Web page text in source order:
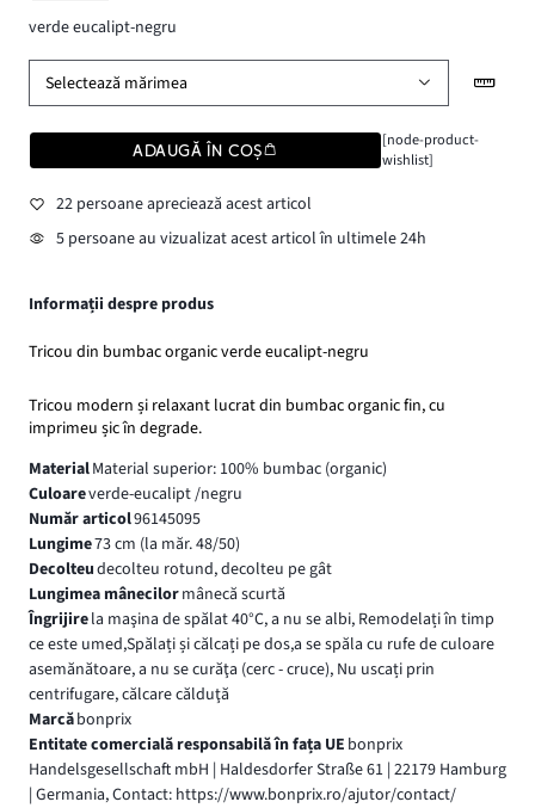
verde eucalipt-negru
Selectează mărimea
ADAUGĂ ÎN COȘ
[node-product-
wishlist]
22 persoane apreciează acest articol
5 persoane au vizualizat acest articol în ultimele 24h
Informații despre produs
Tricou din bumbac organic verde eucalipt-negru
Tricou modern și relaxant lucrat din bumbac organic fin, cu
imprimeu șic în degrade.
MaterialMaterial superior: 100% bumbac (organic)
Culoareverde-eucalipt /negru
Număr articol96145095
Lungime73 cm (la măr. 48/50)
Decolteudecolteu rotund, decolteu pe gât
Lungimea mânecilormânecă scurtă
Îngrijirela maşina de spălat 40°C, a nu se albi, Remodelați în timp
ce este umed,Spălați și călcați pe dos,a se spăla cu rufe de culoare
asemănătoare, a nu se curăţa (cerc - cruce), Nu uscați prin
centrifugare, călcare călduţă
Marcăbonprix
Entitate comercială responsabilă în fața UE bonprix
Handelsgesellschaft mbH | Haldesdorfer Straße 61 | 22179 Hamburg
| Germania, Contact: https://www.bonprix.ro/ajutor/contact/